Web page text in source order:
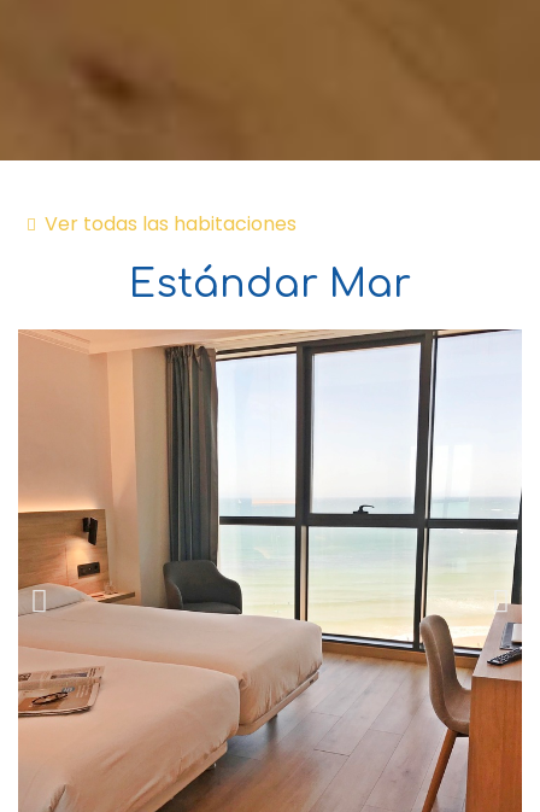
Ver todas las habitaciones
Estándar Mar